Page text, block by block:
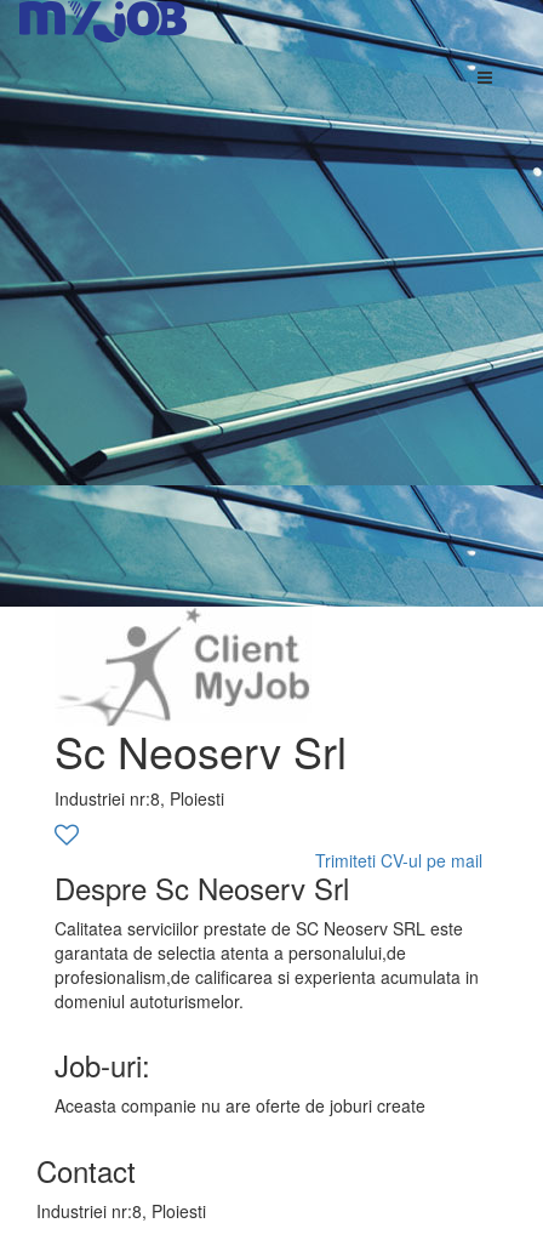
Sc Neoserv Srl
Industriei nr:8, Ploiesti
Trimiteti CV-ul pe mail
Despre Sc Neoserv Srl
Calitatea serviciilor prestate de SC Neoserv SRL este
garantata de selectia atenta a personalului,de
profesionalism,de calificarea si experienta acumulata in
domeniul autoturismelor.
Job-uri:
Aceasta companie nu are oferte de joburi create
Contact
Industriei nr:8, Ploiesti